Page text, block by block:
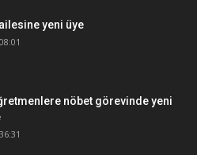
yeni üye
nöbet görevinde yeni